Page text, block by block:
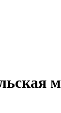
м